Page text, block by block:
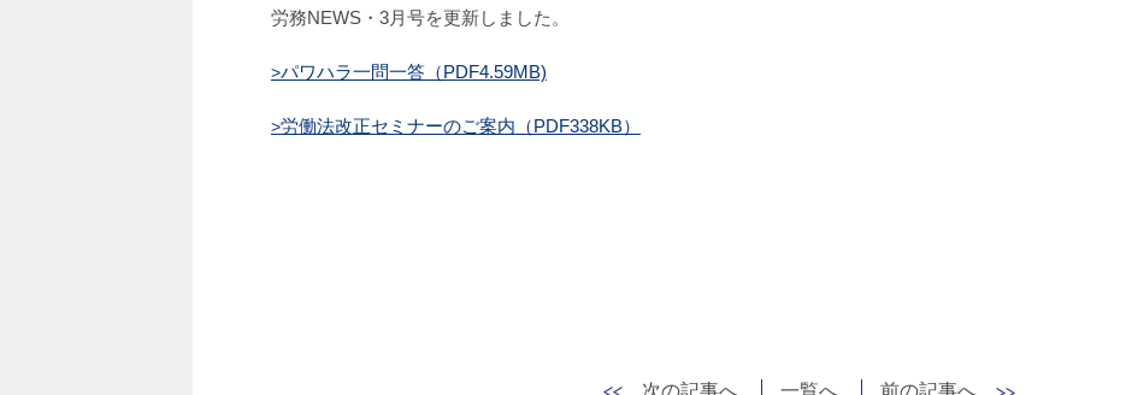
労務NEWS・3月号を更新しました。
パワハラ一問一答（PDF4.59MB)
労働法改正セミナーのご案内（PDF338KB）
次の記事へ 一覧へ 前の記事へ